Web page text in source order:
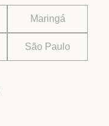
Maringá
São Paulo